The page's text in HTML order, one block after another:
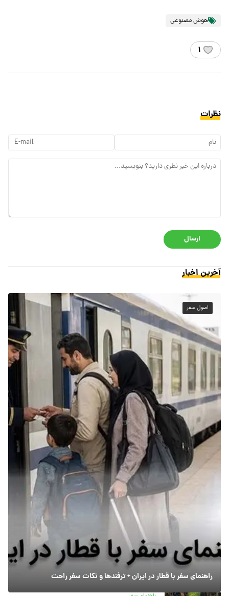
هوش مصنوعی
۱
نظرات
ارسال
آخرین اخبار
اصول سفر
راهنمای سفر با قطار در ایران + ترفندها و نکات سفر راحت